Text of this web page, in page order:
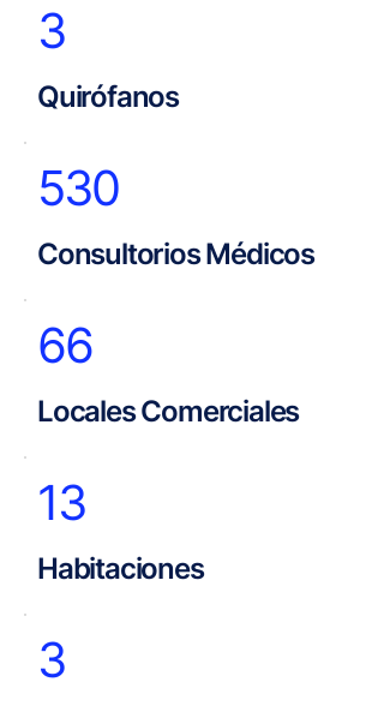
3
Quirófanos
530
Consultorios Médicos
66
Locales Comerciales
13
Habitaciones
3